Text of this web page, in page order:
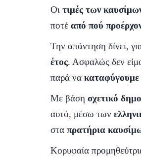
Οι τιμές των
ποτέ από πού
Την απάντηση δίνει,
έτος. Ασφαλώς δεν
παρά να καταφύγουμε
Με βάση σχετικό
αυτό, μέσω των
στα πρατήρια
Κορυφαία